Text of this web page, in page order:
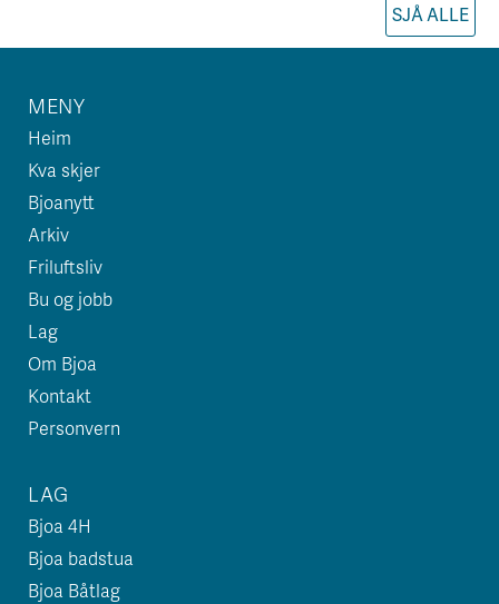
SJÅ ALLE
MENY
Heim
Kva skjer
Bjoanytt
Arkiv
Friluftsliv
Bu og jobb
Lag
Om Bjoa
Kontakt
Personvern
LAG
Bjoa 4H
Bjoa badstua
Bjoa Båtlag